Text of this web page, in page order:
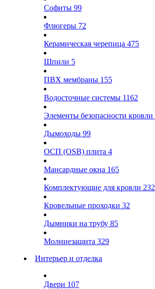
Софиты 99
Флюгеры 72
Керамическая черепица 475
Шпили 5
ПВХ мембраны 155
Водосточные системы 1162
Элементы безопасности кровли
Дымоходы 99
ОСП (OSB) плита 4
Мансардные окна 165
Комплектующие для кровли 232
Кровельные проходки 32
Дымники на трубу 85
Молниезащита 329
Интерьер и отделка
Двери 107